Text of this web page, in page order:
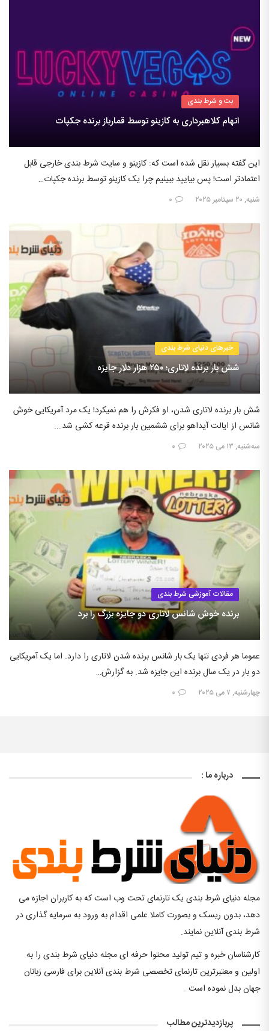
بت و شرط بندی
اتهام کلاهبرداری به کازینو توسط قمارباز برنده جکپات
این گفته بسیار نقل شده است که: کازینو و سایت شرط بندی خارجی قابل
اعتمادتر است! پس بیایید ببینیم چرا یک کازینو توسط برنده جکپات…
شنبه, ۲۰ سپتامبر ۲۰۲۵ ۰
خبرهای دنیای شرط بندی
شش بار برنده لاتاری؛ ۲۵۰ هزار دلار جایزه
شش بار برنده لاتاری شدن، او فکرش را هم نمیکرد! یک مرد آمریکایی خوش
شانس از ایالت آیداهو برای ششمین بار برنده قرعه کشی شد….
سه‌شنبه, ۱۳ می ۲۰۲۵ ۰
مقالات آموزشی شرط بندی
برنده خوش شانس لاتاری دو جایزه بزرگ را برد
عموما هر فردی تنها یک بار شانس برنده شدن لاتاری را دارد. اما یک آمریکایی
دو بار در یک سال برنده این جایزه شد. به گزارش…
چهارشنبه, ۷ می ۲۰۲۵ ۰
درباره ما :
مجله دنیای شرط بندی یک تارنمای تحت وب است که به کاربران اجازه می
دهد، بدون ریسک و بصورت کاملا علمی اقدام به ورود به سرمایه گذاری در
شرط بندی آنلاین نمایند.
کارشناسان خبره و تیم تولید محتوا حرفه ای مجله دنیای شرط بندی را به
اولین و معتبرترین تارنمای تخصصی شرط بندی آنلاین برای فارسی زبانان
جهان بدل نموده است .
پربازدیدترین مطالب